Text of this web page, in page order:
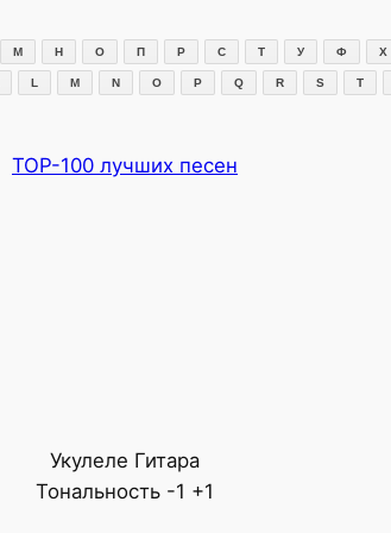
М Н О П Р С Т У Ф Х
L M N O P Q R S T
TOP-100 лучших песен
Укулеле Гитара
Тональность -1 +1